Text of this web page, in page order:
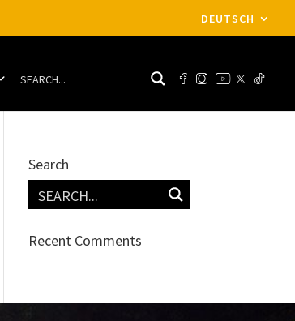
DEUTSCH
Search
Recent Comments